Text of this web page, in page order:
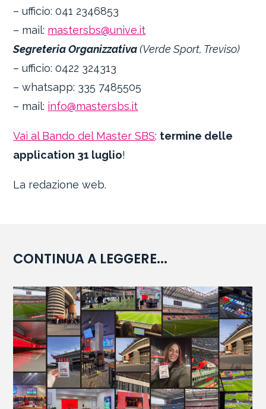
– ufficio: 041 2346853
– mail: mastersbs@unive.it
Segreteria Organizzativa(Verde Sport, Treviso)
– ufficio: 0422 324313
– whatsapp: 335 7485505
– mail: info@mastersbs.it
Vai al Bando del Master SBS: termine delle
application 31 luglio!
La redazione web.
CONTINUA A LEGGERE...